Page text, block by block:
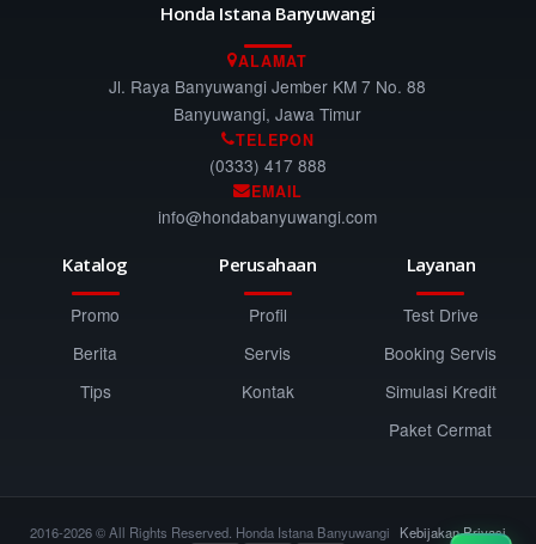
Honda Istana Banyuwangi
ALAMAT
Jl. Raya Banyuwangi Jember KM 7 No. 88
Banyuwangi, Jawa Timur
TELEPON
(0333) 417 888
EMAIL
info@hondabanyuwangi.com
Katalog
Promo
Berita
Tips
Perusahaan
Profil
Servis
Kontak
Layanan
Test Drive
Booking Servis
Simulasi Kredit
Paket Cermat
2016-2026 © All Rights Reserved. Honda Istana Banyuwangi Kebijakan Privasi